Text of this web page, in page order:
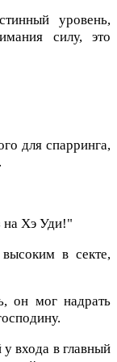
уровень,
силу, это
для спарринга,
на Хэ Уди!"
в секте,
он мог надрать
входа в главный